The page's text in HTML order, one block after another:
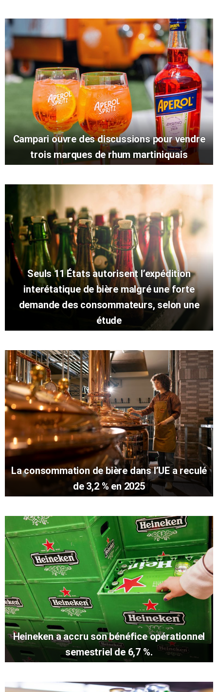
Campari ouvre des discussions pour vendre
trois marques de rhum martiniquais
Seuls 11 États autorisent l’expédition
interétatique de bière malgré une forte
demande des consommateurs, selon une
étude
La consommation de bière dans l’UE a reculé
de 3,2 % en 2025
Heineken a accru son bénéfice opérationnel
semestriel de 6,7 %.